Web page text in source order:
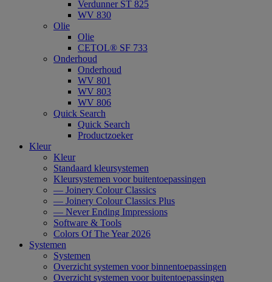
Verdunner ST 825
WV 830
Olie
Olie
CETOL® SF 733
Onderhoud
Onderhoud
WV 801
WV 803
WV 806
Quick Search
Quick Search
Productzoeker
Kleur
Kleur
Standaard kleursystemen
Kleursystemen voor buitentoepassingen
— Joinery Colour Classics
— Joinery Colour Classics Plus
— Never Ending Impressions
Software & Tools
Colors Of The Year 2026
Systemen
Systemen
Overzicht systemen voor binnentoepassingen
Overzicht systemen voor buitentoepassingen